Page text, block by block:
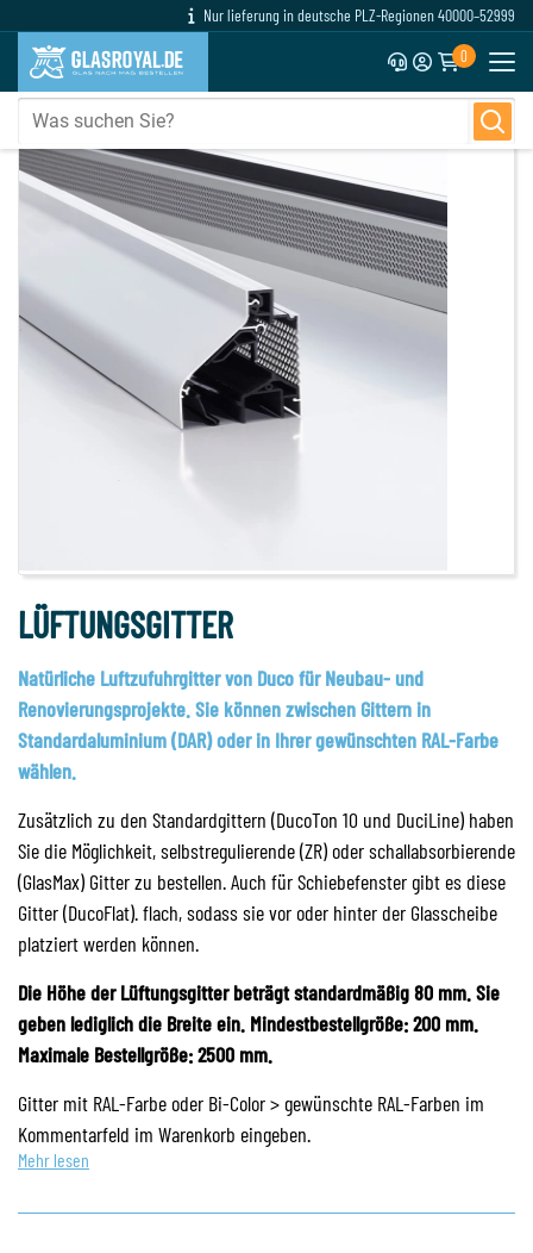
Nur lieferung in deutsche PLZ-Regionen 40000–52999
0
LÜFTUNGSGITTER
Natürliche Luftzufuhrgitter von Duco für Neubau- und
Renovierungsprojekte. Sie können zwischen Gittern in
Standardaluminium (DAR) oder in Ihrer gewünschten RAL-Farbe
wählen.
Zusätzlich zu den Standardgittern (DucoTon 10 und DuciLine) haben
Sie die Möglichkeit, selbstregulierende (ZR) oder schallabsorbierende
(GlasMax) Gitter zu bestellen. Auch für Schiebefenster gibt es diese
Gitter (DucoFlat). flach, sodass sie vor oder hinter der Glasscheibe
platziert werden können.
Die Höhe der Lüftungsgitter beträgt standardmäßig 80 mm. Sie
geben lediglich die Breite ein. Mindestbestellgröße: 200 mm.
Maximale Bestellgröße: 2500 mm.
Gitter mit RAL-Farbe oder Bi-Color > gewünschte RAL-Farben im
Kommentarfeld im Warenkorb eingeben.
Mehr lesen